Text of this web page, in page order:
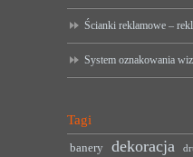
Ścianki reklamowe –
System oznakowania
Tagi
banery dekoracja